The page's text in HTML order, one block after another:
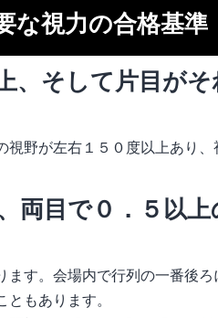
な視力の合格基準
、そして片目が
野が左右１５０度以上あり
両目で０．５以
す。会場内で行列の一番後
もあります。